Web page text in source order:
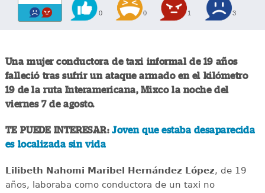
0 0 1 3
Una mujer conductora de taxi informal de 19 años
falleció tras sufrir un ataque armado en el kilómetro
19 de la ruta Interamericana, Mixco la noche del
viernes 7 de agosto.
TE PUEDE INTERESAR:Joven que estaba desaparecida
es localizada sin vida
Lilibeth Nahomi Maribel Hernández López, de 19
años, laboraba como conductora de un taxi no